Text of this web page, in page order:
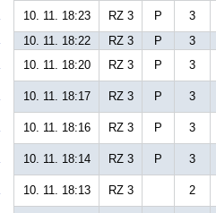
10. 11. 18:23
RZ 3 P 3
10. 11. 18:22
RZ 3 P 3
10. 11. 18:20
RZ 3 P 3
10. 11. 18:17
RZ 3 P 3
10. 11. 18:16
RZ 3 P 3
10. 11. 18:14
RZ 3 P 3
10. 11. 18:13
RZ 3 2